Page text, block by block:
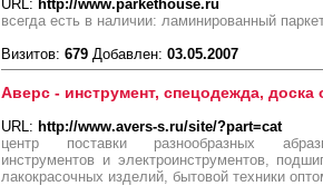
URL: http://www.parkethouse.ru
всегда есть в наличии: ламинированный
Визитов: 679 Добавлен: 03.05.2007
Аверс - инструмент, спецодежда, доска
URL: http://www.avers-s.ru/site/?part=cat
центр поставки разнообразных
инструментов и электроинструментов,
лакокрасочных изделий, бытовой техники